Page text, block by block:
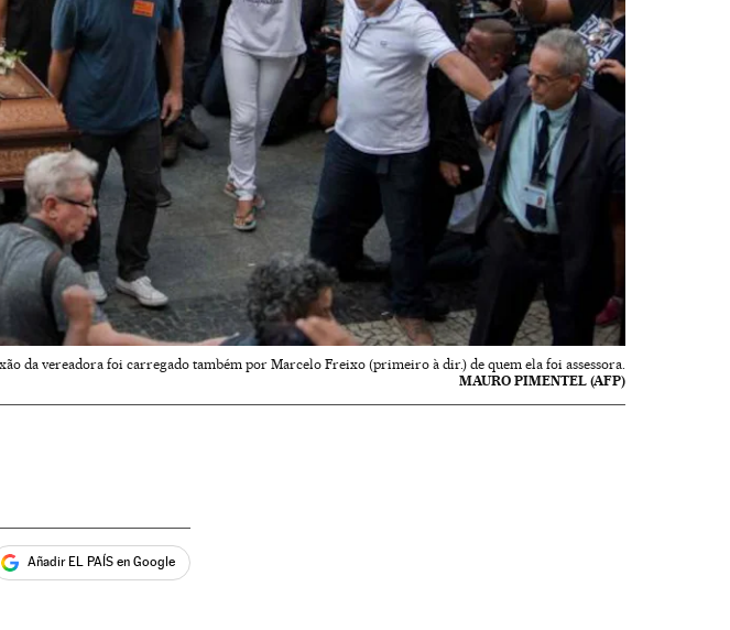
da vereadora foi carregado também por Marcelo Freixo (primeiro à dir.) de quem ela foi assessora.
MAURO PIMENTEL (AFP)
Añadir EL PAÍS en Google